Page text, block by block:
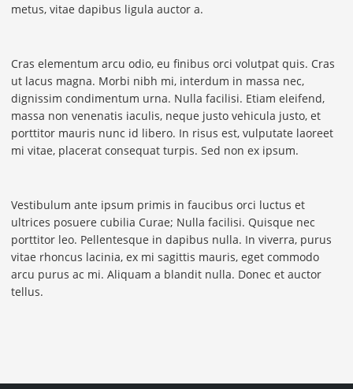
metus, vitae dapibus ligula auctor a.
Cras elementum arcu odio, eu finibus orci volutpat quis. Cras
ut lacus magna. Morbi nibh mi, interdum in massa nec,
dignissim condimentum urna. Nulla facilisi. Etiam eleifend,
massa non venenatis iaculis, neque justo vehicula justo, et
porttitor mauris nunc id libero. In risus est, vulputate laoreet
mi vitae, placerat consequat turpis. Sed non ex ipsum.
Vestibulum ante ipsum primis in faucibus orci luctus et
ultrices posuere cubilia Curae; Nulla facilisi. Quisque nec
porttitor leo. Pellentesque in dapibus nulla. In viverra, purus
vitae rhoncus lacinia, ex mi sagittis mauris, eget commodo
arcu purus ac mi. Aliquam a blandit nulla. Donec et auctor
tellus.